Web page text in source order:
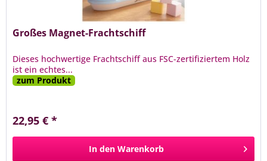
Großes Magnet-Frachtschiff
Dieses hochwertige Frachtschiff aus FSC-zertifiziertem Holz
ist ein echtes...
zum Produkt
22,95 € *
In den Warenkorb